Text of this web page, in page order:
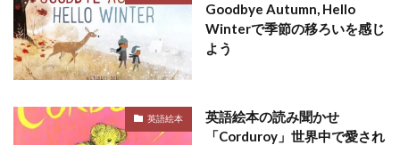
Goodbye Autumn, Hello
Winterで季節の移ろいを感じ
よう
英語絵本
英語絵本の読み聞かせ
「Corduroy」世界中で愛され